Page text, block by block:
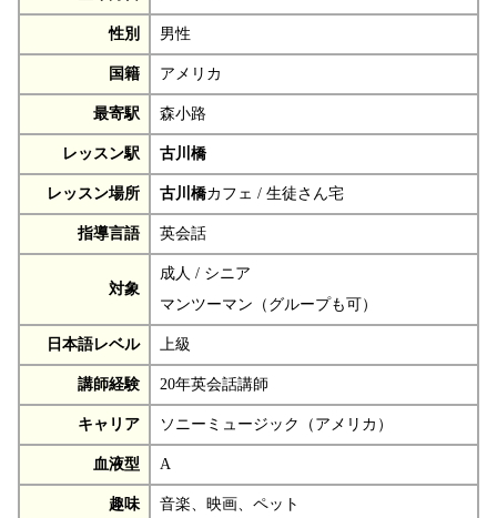
性別 男性
国籍 アメリカ
最寄駅 森小路
レッスン駅 古川橋
レッスン場所 古川橋カフェ / 生徒さん宅
指導言語 英会話
対象
成人 / シニア
マンツーマン（グループも可）
日本語レベル 上級
講師経験 20年英会話講師
キャリア ソニーミュージック（アメリカ）
血液型 A
趣味 音楽、映画、ペット